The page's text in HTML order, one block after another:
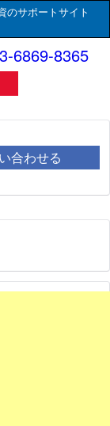
のサポートサイト
6869-8365
合わせる